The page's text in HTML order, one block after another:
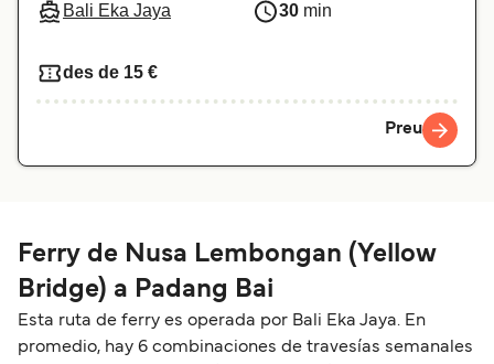
Bali Eka Jaya 30 min
des de 15 €
Preu
Ferry de Nusa Lembongan (Yellow
Bridge) a Padang Bai
Esta ruta de ferry es operada por Bali Eka Jaya. En
promedio, hay 6 combinaciones de travesías semanales